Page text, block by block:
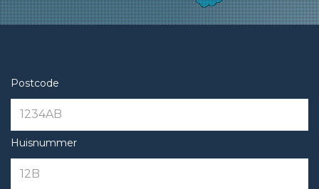
Postcode
Huisnummer